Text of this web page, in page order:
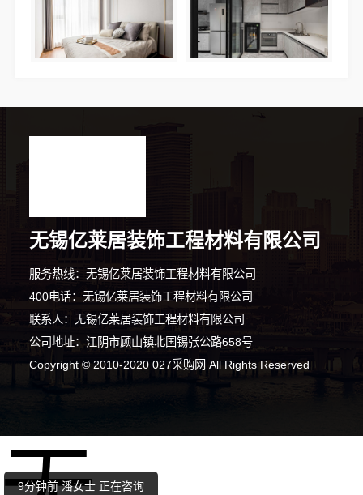
无锡亿莱居装饰工程材料有限公司
服务热线：无锡亿莱居装饰工程材料有限公司
400电话：无锡亿莱居装饰工程材料有限公司
联系人：无锡亿莱居装饰工程材料有限公司
公司地址：江阴市顾山镇北国锡张公路658号
Copyright © 2010-2020 027采购网 All Rights Reserved
3分钟前 陈女士 正在咨询
7分钟前 段先生 正在咨询
9分钟前 潘女士 正在咨询